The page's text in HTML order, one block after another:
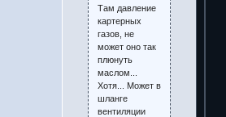
Там давление
картерных
газов, не
может оно так
плюнуть
маслом...
Хотя... Может в
шланге
вентиляции